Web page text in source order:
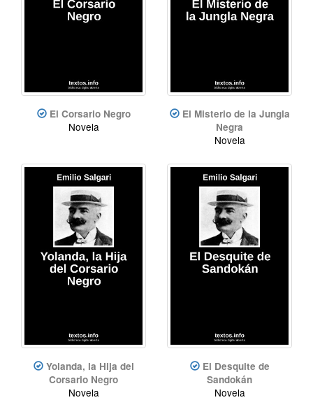
El Corsario Negro
Novela
El Misterio de la Jungla
Negra
Novela
Yolanda, la Hija del
Corsario Negro
Novela
El Desquite de
Sandokán
Novela